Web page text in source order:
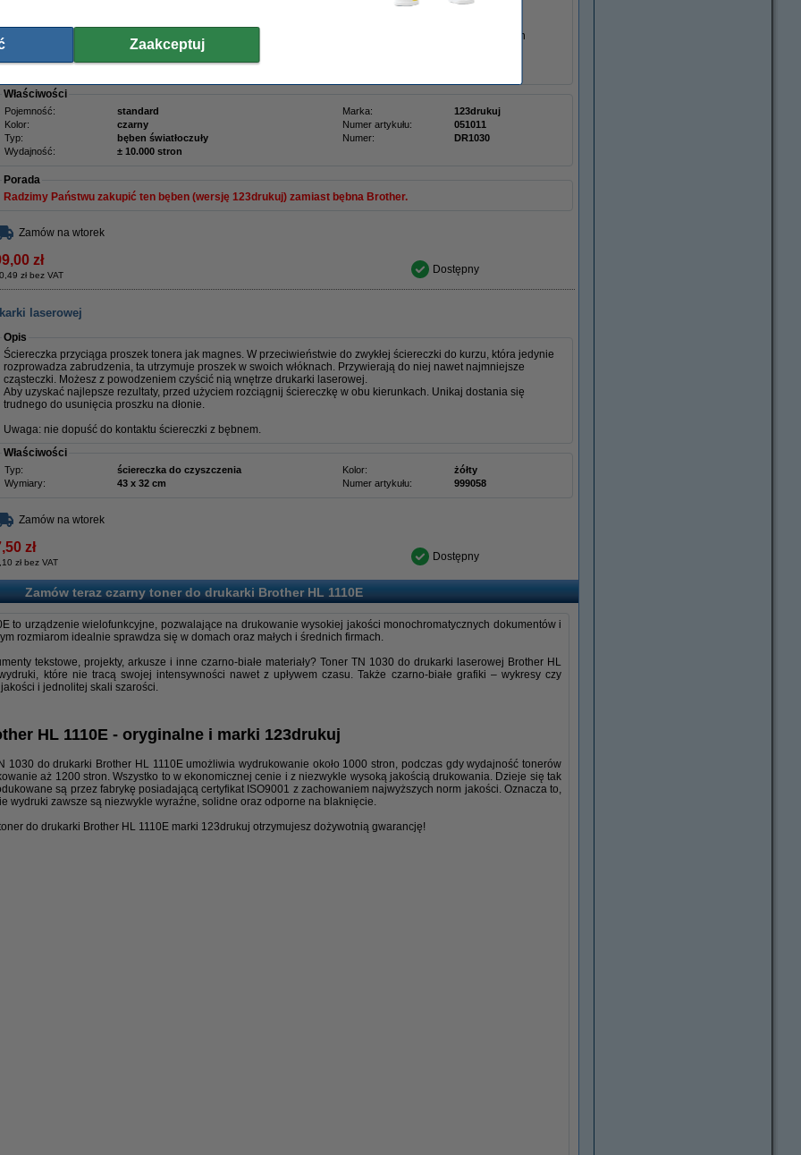
Bęben nie zastępuje pustego toneru. Zamów bęben tylko wtedy, gdy drukarka laserowa wskazuje, że bęben
wymaga wymiany.
Właściwości
Pojemność: standard Marka:
123drukuj
Kolor:
czarny Numer artykułu:
051011
Typ:
bęben światłoczuły Numer:
DR1030
Wydajność:
± 10.000 stron
Porada
Radzimy Państwu zakupić ten bęben (wersję 123drukuj) zamiast bębna Brother.
Zamów na wtorek
zł
zł bez VAT Dostępny
laserowej
Opis
Ściereczka przyciąga proszek tonera jak magnes. W przeciwieństwie do zwykłej ściereczki do kurzu, która jedynie
rozprowadza zabrudzenia, ta utrzymuje proszek w swoich włóknach. Przywierają do niej nawet najmniejsze
cząsteczki. Możesz z powodzeniem czyścić nią wnętrze drukarki laserowej.
Aby uzyskać najlepsze rezultaty, przed użyciem rozciągnij ściereczkę w obu kierunkach. Unikaj dostania się
trudnego do usunięcia proszku na dłonie.
Uwaga: nie dopuść do kontaktu ściereczki z bębnem.
Właściwości
Typ: ściereczka do czyszczenia Kolor:
żółty
Wymiary:
43 x 32 cm Numer artykułu: 999058
Zamów na wtorek
zł
zł bez VAT Dostępny
Zamów teraz czarny toner do drukarki Brother HL 1110E
to urządzenie wielofunkcyjne, pozwalające na drukowanie wysokiej jakości monochromatycznych dokumentów i
rozmiarom idealnie sprawdza się w domach oraz małych i średnich firmach.
tekstowe, projekty, arkusze i inne czarno-białe materiały? Toner TN 1030 do drukarki laserowej Brother HL
które nie tracą swojej intensywności nawet z upływem czasu. Także czarno-białe grafiki – wykresy czy
i jednolitej skali szarości.
HL 1110E - oryginalne i marki 123drukuj
1030 do drukarki Brother HL 1110E umożliwia wydrukowanie około 1000 stron, podczas gdy wydajność tonerów
aż 1200 stron. Wszystko to w ekonomicznej cenie i z niezwykle wysoką jakością drukowania. Dzieje się tak
są przez fabrykę posiadającą certyfikat ISO9001 z zachowaniem najwyższych norm jakości. Oznacza to,
wydruki zawsze są niezwykle wyraźne, solidne oraz odporne na blaknięcie.
do drukarki Brother HL 1110E marki 123drukuj otrzymujesz dożywotnią gwarancję!
Zaakceptuj